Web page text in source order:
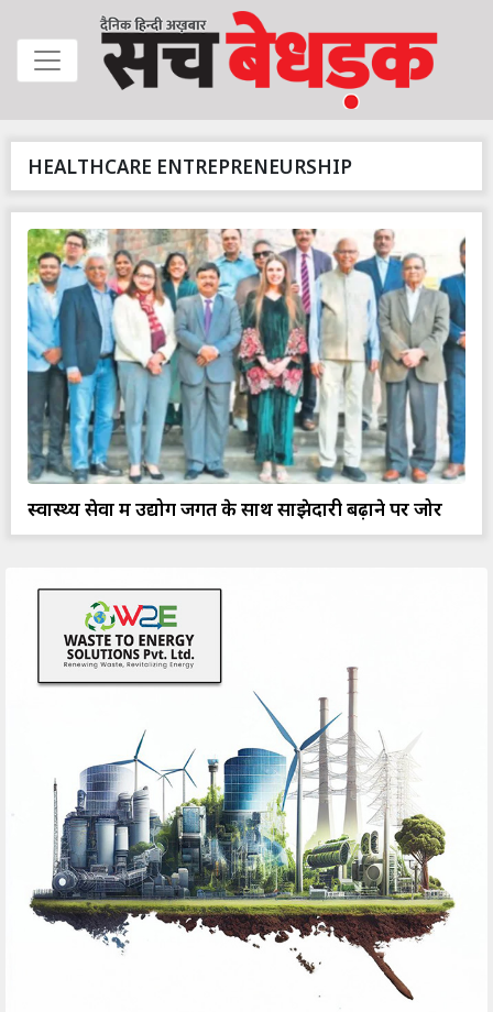
HEALTHCARE ENTREPRENEURSHIP
स्वास्थ्य सेवा में उद्योग जगत के साथ साझेदारी बढ़ाने पर जोर